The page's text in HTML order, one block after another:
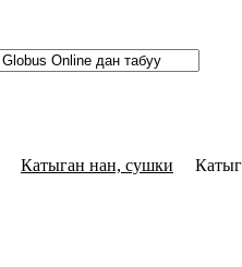
Катыган нан, сушки